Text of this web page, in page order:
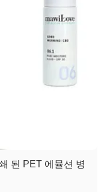
된 PET 에뮬션 병